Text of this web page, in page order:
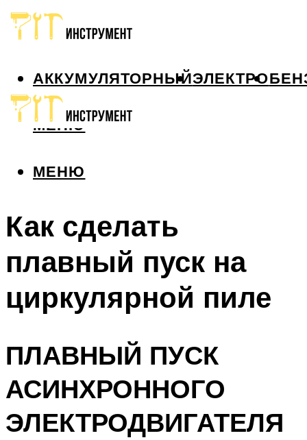
АККУМУЛЯТОРНЫЙЭЛЕКТРО
МЕНЮ
МЕНЮ
Как сделать
плавный пуск на
циркулярной пиле
ПЛАВНЫЙ ПУСК
АСИНХРОННОГО
ЭЛЕКТРОДВИГАТЕЛЯ